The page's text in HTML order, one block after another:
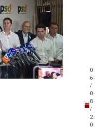
0
6
/
0
8
/
2
0